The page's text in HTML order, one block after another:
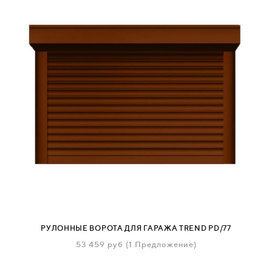
РУЛОННЫЕ ВОРОТА ДЛЯ ГАРАЖА TREND PD/77
53 459 руб (1 Предложение)